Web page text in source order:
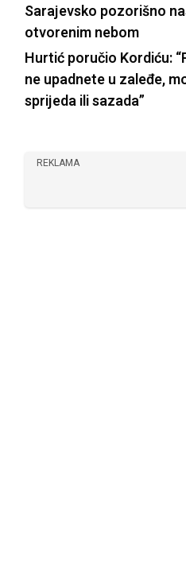
Sarajevsko pozorišno
otvorenim nebom
Hurtić poručio Kordiću:
ne upadnete u zaleđe,
sprijeda ili sazada”
REKLAMA